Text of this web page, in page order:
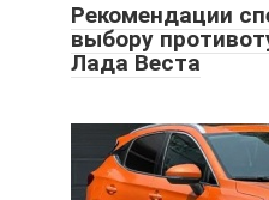
Рекомендации
выбору
Лада Веста